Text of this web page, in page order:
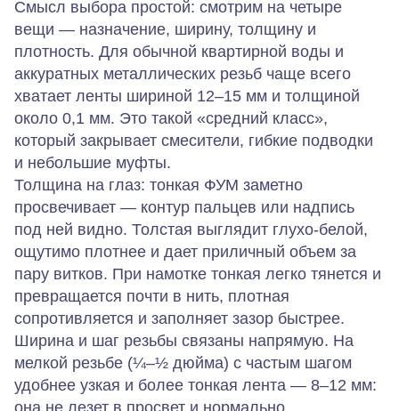
Смысл выбора простой: смотрим на четыре
вещи — назначение, ширину, толщину и
плотность. Для обычной квартирной воды и
аккуратных металлических резьб чаще всего
хватает ленты шириной 12–15 мм и толщиной
около 0,1 мм. Это такой «средний класс»,
который закрывает смесители, гибкие подводки
и небольшие муфты.
Толщина на глаз: тонкая ФУМ заметно
просвечивает — контур пальцев или надпись
под ней видно. Толстая выглядит глухо-белой,
ощутимо плотнее и дает приличный объем за
пару витков. При намотке тонкая легко тянется и
превращается почти в нить, плотная
сопротивляется и заполняет зазор быстрее.
Ширина и шаг резьбы связаны напрямую. На
мелкой резьбе (¼–½ дюйма) с частым шагом
удобнее узкая и более тонкая лента — 8–12 мм:
она не лезет в просвет и нормально